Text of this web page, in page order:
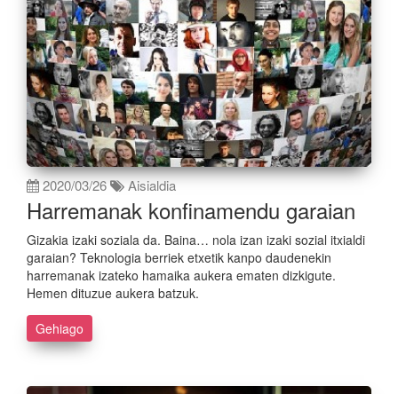
2020/03/26 Aisialdia
Harremanak konfinamendu garaian
Gizakia izaki soziala da. Baina… nola izan izaki sozial itxialdi
garaian? Teknologia berriek etxetik kanpo daudenekin
harremanak izateko hamaika aukera ematen dizkigute.
Hemen dituzue aukera batzuk.
Gehiago